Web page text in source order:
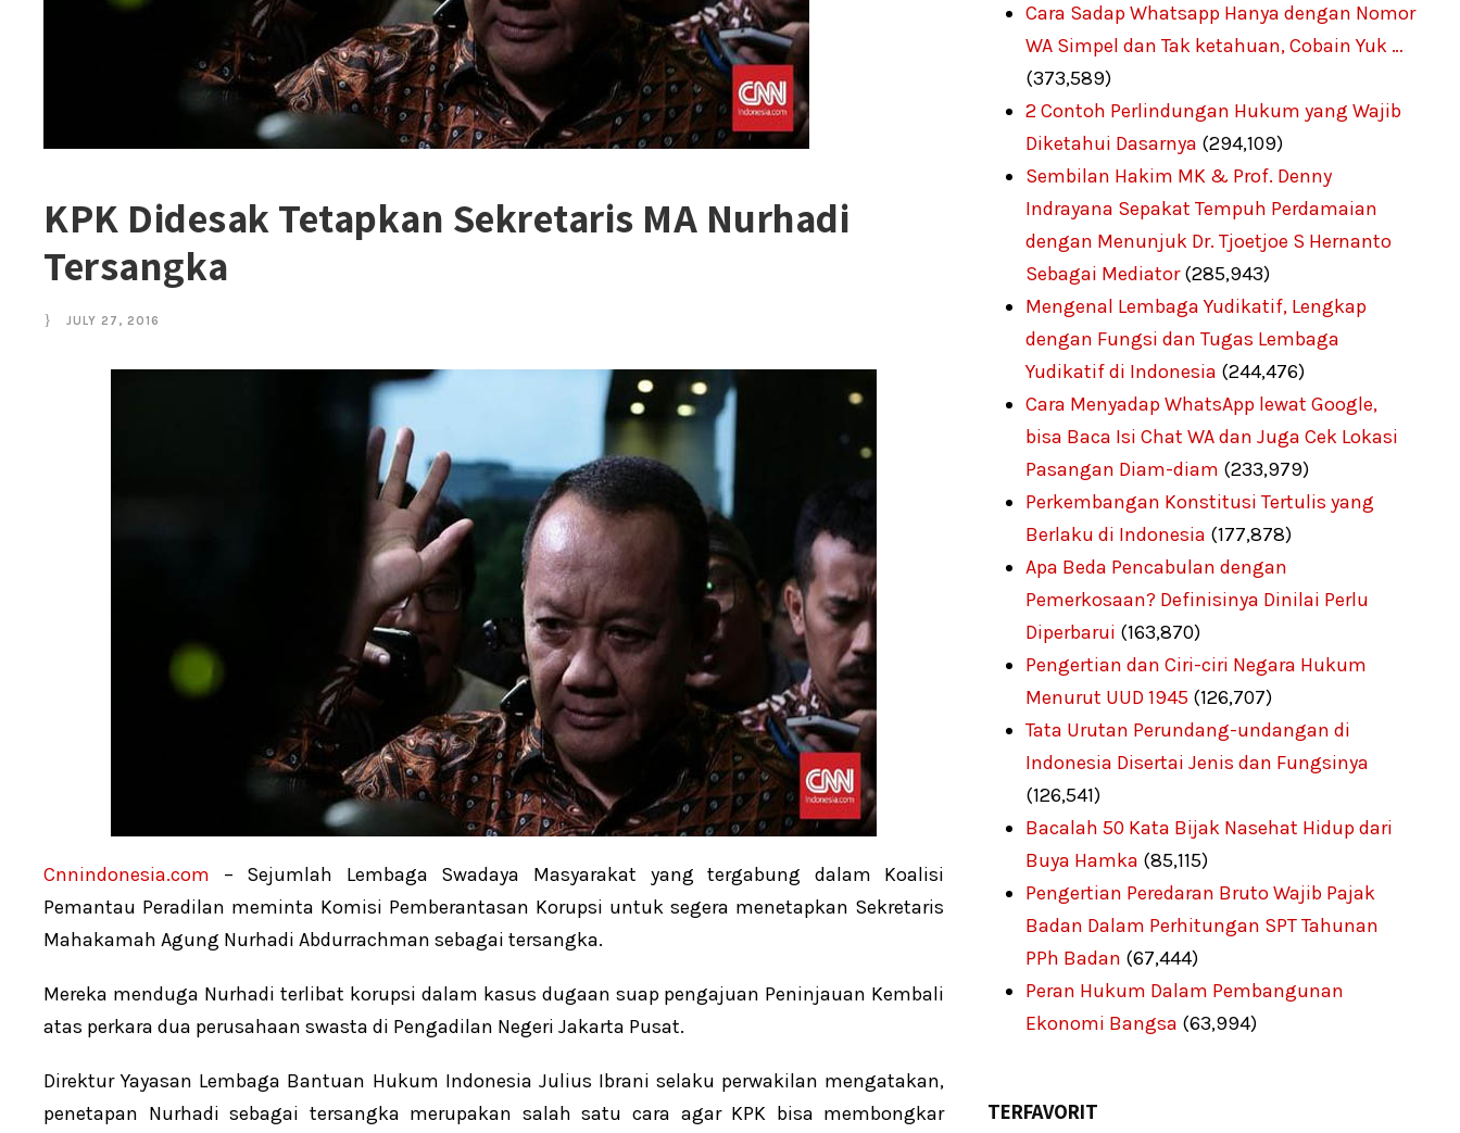
KPK Didesak Tetapkan Sekretaris MA Nurhadi
Tersangka
JULY 27, 2016
Cnnindonesia.com – Sejumlah Lembaga Swadaya Masyarakat yang tergabung dalam Koalisi
Pemantau Peradilan meminta Komisi Pemberantasan Korupsi untuk segera menetapkan Sekretaris
Mahakamah Agung Nurhadi Abdurrachman sebagai tersangka.
Mereka menduga Nurhadi terlibat korupsi dalam kasus dugaan suap pengajuan Peninjauan Kembali
atas perkara dua perusahaan swasta di Pengadilan Negeri Jakarta Pusat.
Direktur Yayasan Lembaga Bantuan Hukum Indonesia Julius Ibrani selaku perwakilan mengatakan,
penetapan Nurhadi sebagai tersangka merupakan salah satu cara agar KPK bisa membongkar
Cara Sadap Whatsapp Hanya dengan Nomor
WA Simpel dan Tak ketahuan, Cobain Yuk …
(373,589)
2 Contoh Perlindungan Hukum yang Wajib
Diketahui Dasarnya (294,109)
Sembilan Hakim MK & Prof. Denny
Indrayana Sepakat Tempuh Perdamaian
dengan Menunjuk Dr. Tjoetjoe S Hernanto
Sebagai Mediator (285,943)
Mengenal Lembaga Yudikatif, Lengkap
dengan Fungsi dan Tugas Lembaga
Yudikatif di Indonesia (244,476)
Cara Menyadap WhatsApp lewat Google,
bisa Baca Isi Chat WA dan Juga Cek Lokasi
Pasangan Diam-diam (233,979)
Perkembangan Konstitusi Tertulis yang
Berlaku di Indonesia (177,878)
Apa Beda Pencabulan dengan
Pemerkosaan? Definisinya Dinilai Perlu
Diperbarui (163,870)
Pengertian dan Ciri-ciri Negara Hukum
Menurut UUD 1945 (126,707)
Tata Urutan Perundang-undangan di
Indonesia Disertai Jenis dan Fungsinya
(126,541)
Bacalah 50 Kata Bijak Nasehat Hidup dari
Buya Hamka (85,115)
Pengertian Peredaran Bruto Wajib Pajak
Badan Dalam Perhitungan SPT Tahunan
PPh Badan (67,444)
Peran Hukum Dalam Pembangunan
Ekonomi Bangsa (63,994)
TERFAVORIT